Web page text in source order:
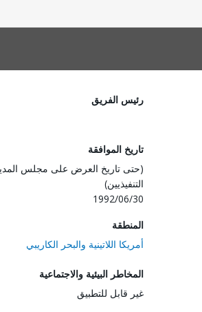
رئيس الفريق
تاريخ الموافقة
(حتى تاريخ العرض على مجلس
التنفيذيين)
1992/06/30
المنطقة
أمريكا اللاتينية والبحر الكاريبي
المخاطر البيئية والاجتماعية
غير قابل للتطبيق